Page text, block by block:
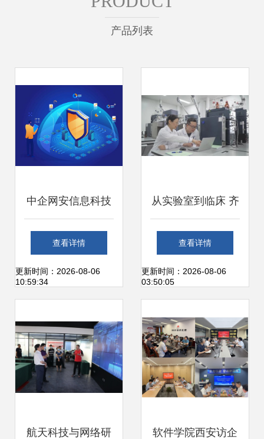
产品列表
中企网安信息科技
华企盾防火墙智慧
管理数字化系统概
前沿
查看详情
更新时间：2026-08-06
10:59:34
从实验室到临床 齐
鲁制药伊鲁阿克片
获批背后的网络科
查看详情
更新时间：2026-08-06
03:50:05
航天科技与网络研 软件学院西安访企